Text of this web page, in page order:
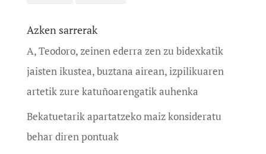
Azken sarrerak
A, Teodoro, zeinen ederra zen zu bidexkatik
jaisten ikustea, buztana airean, izpilikuaren
artetik zure katuñoarengatik auhenka
Bekatuetarik apartatzeko maiz konsideratu
behar diren pontuak